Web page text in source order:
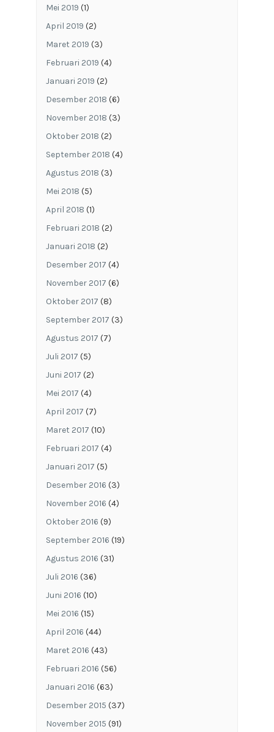
Mei 2019 (1)
April 2019 (2)
Maret 2019 (3)
Februari 2019 (4)
Januari 2019 (2)
Desember 2018 (6)
November 2018 (3)
Oktober 2018 (2)
September 2018 (4)
Agustus 2018 (3)
Mei 2018 (5)
April 2018 (1)
Februari 2018 (2)
Januari 2018 (2)
Desember 2017 (4)
November 2017 (6)
Oktober 2017 (8)
September 2017 (3)
Agustus 2017 (7)
Juli 2017 (5)
Juni 2017 (2)
Mei 2017 (4)
April 2017 (7)
Maret 2017 (10)
Februari 2017 (4)
Januari 2017 (5)
Desember 2016 (3)
November 2016 (4)
Oktober 2016 (9)
September 2016 (19)
Agustus 2016 (31)
Juli 2016 (36)
Juni 2016 (10)
Mei 2016 (15)
April 2016 (44)
Maret 2016 (43)
Februari 2016 (56)
Januari 2016 (63)
Desember 2015 (37)
November 2015 (91)